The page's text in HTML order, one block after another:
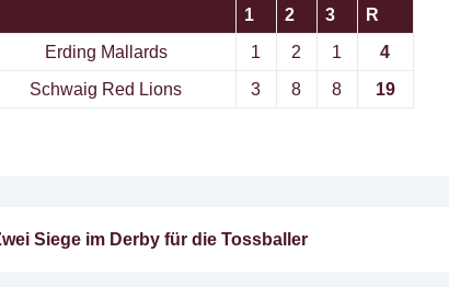
1 2 3
R
Erding Mallards
1 2 1
4
Schwaig Red Lions
3 8 8 19
Siege im Derby für die Tossballer